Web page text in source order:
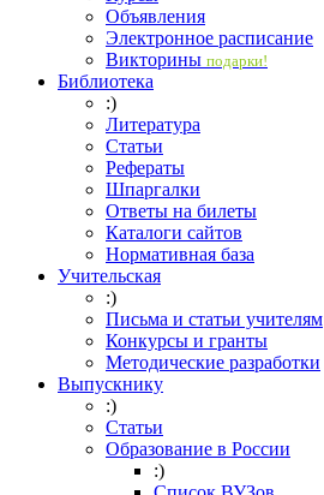
Объявления
Электронное расписание
Викторины подарки!
Библиотека
:)
Литература
Статьи
Рефераты
Шпаргалки
Ответы на билеты
Каталоги сайтов
Нормативная база
Учительская
:)
Письма и статьи учителям
Конкурсы и гранты
Методические разработки
Выпускнику
:)
Статьи
Образование в России
:)